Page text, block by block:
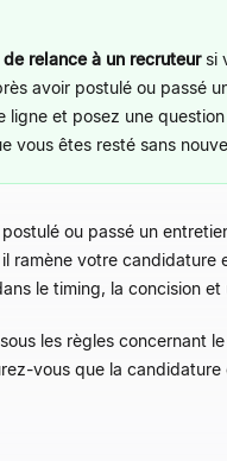
relance à un recruteursi
avoir postulé ou passé
ligne et posez une
vous êtes resté sans
ou passé un
ramène votre candidature
le timing, la concision
les règles concernant
vous que la